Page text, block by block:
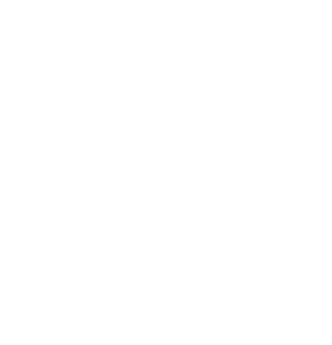
und Migrationshintergrund